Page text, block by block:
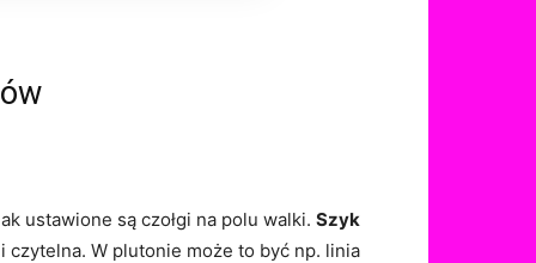
ustawione są czołgi na polu walki. Szyk
czytelna. W plutonie może to być np. linia